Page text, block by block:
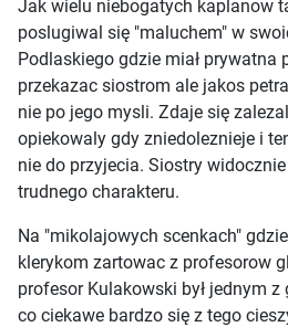
Jak wielu niebogatych kaplanow
poslugiwal się "maluchem" w
Podlaskiego gdzie miał prywatna
przekazac siostrom ale jakos
nie po jego mysli. Zdaje się
opiekowaly gdy zniedoleznieje i
nie do przyjecia. Siostry
trudnego charakteru.
Na "mikolajowych scenkach"
klerykom zartowac z profesorow
profesor Kulakowski był jednym
co ciekawe bardzo się z tego